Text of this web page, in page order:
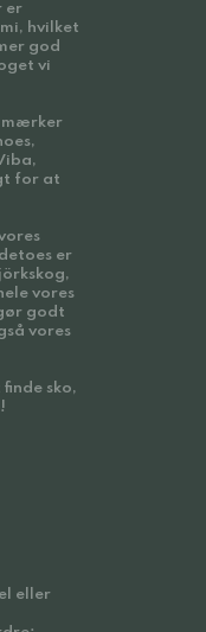
er
hvilket
god
vi
mærker
for at
er
vores
godt
vores
sko,
eller